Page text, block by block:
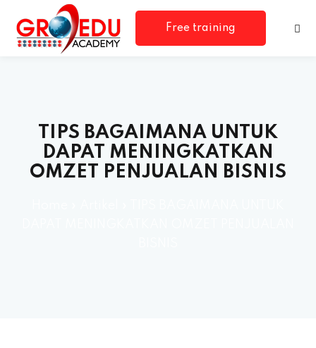
Free training
TIPS BAGAIMANA UNTUK
DAPAT MENINGKATKAN
OMZET PENJUALAN BISNIS